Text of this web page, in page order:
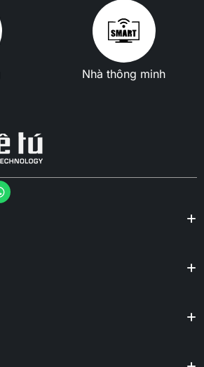
Nhà thông minh